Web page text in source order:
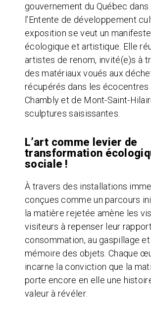
gouvernement du Québec
l’Entente de développement
exposition se veut un manifeste
écologique et artistique. Elle
artistes de renom, invité(e)s à
des matériaux voués aux
récupérés dans les écocentres
Chambly et de Mont-Saint-
sculptures saisissantes.
L’art comme levier de
transformation
sociale !
À travers des installations
conçues comme un parcours
la matière rejetée amène les
visiteurs à repenser leur
consommation, au gaspillage et
mémoire des objets. Chaque
incarne la conviction que la
porte encore en elle une
valeur à révéler.